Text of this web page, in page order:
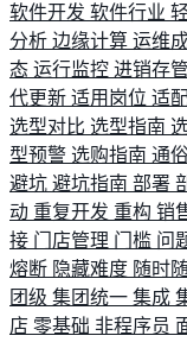
软件开发 软件行业
分析 边缘计算 运维
态 运行监控 进销存
代更新 适用岗位 适
选型对比 选型指南
型预警 选购指南 通
避坑 避坑指南 部署
动 重复开发 重构 销
接 门店管理 门槛 问
熔断 隐藏难度 随时
团级 集团统一 集成
店 零基础 非程序员